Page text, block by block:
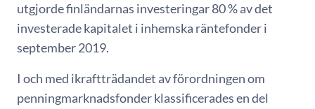
utgjorde finländarnas investeringar 80 % av det
investerade kapitalet i inhemska räntefonder i
september 2019.
I och med ikraftträdandet av förordningen om
penningmarknadsfonder klassificerades en del